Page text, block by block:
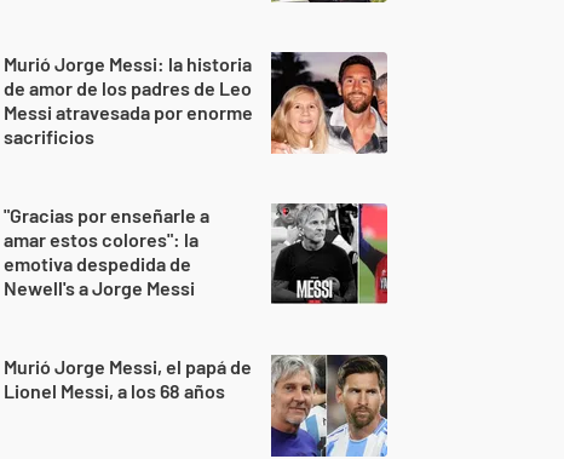
Murió Jorge Messi: la historia
de amor de los padres de Leo
Messi atravesada por enorme
sacrificios
"Gracias por enseñarle a
amar estos colores": la
emotiva despedida de
Newell's a Jorge Messi
Murió Jorge Messi, el papá de
Lionel Messi, a los 68 años